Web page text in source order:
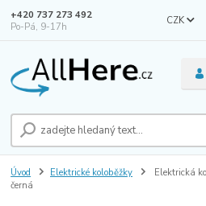
CZK
+420 737 273 492
Po-Pá, 9-17h
Úvod Elektrické koloběžky
Elektrická
černá